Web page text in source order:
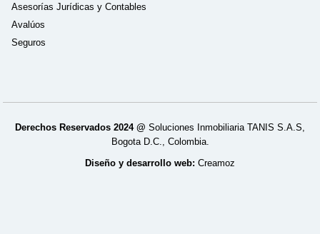
Asesorías Jurídicas y Contables
Avalúos
Seguros
Derechos Reservados 2024 @ Soluciones Inmobiliaria TANIS S.A.S,
Bogota D.C., Colombia.
Diseño y desarrollo web: Creamoz